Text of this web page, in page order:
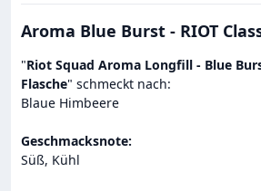
Aroma Blue Burst - RIOT
"Riot Squad Aroma Longfill - Blue
Flasche" schmeckt nach:
Blaue Himbeere
Geschmacksnote:
Süß, Kühl